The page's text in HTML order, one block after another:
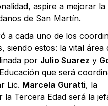
aspire a mejorar la
de San Martín.
a cada uno de los
siendo estos: la vital área
por Julio Suarez y
que será
Lic. Marcela Guratti, la
Tercera Edad será la